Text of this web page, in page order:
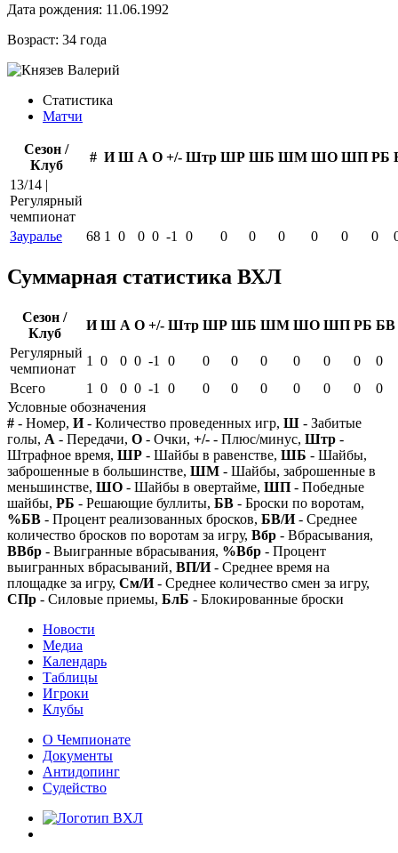
Дата рождения: 11.06.1992
Возраст: 34 года
Статистика
Матчи
Сезон /
Клуб
# И Ш А О +/- Штр ШР ШБ ШМ ШО ШП РБ
13/14 |
Регулярный
чемпионат
Зауралье
68 1 0 0 0 -1 0 0 0 0 0 0 0
Суммарная статистика ВХЛ
Сезон /
Клуб
И Ш А О +/- Штр ШР ШБ ШМ ШО ШП РБ БВ
Регулярный
чемпионат
1 0 0 0 -1 0 0 0 0 0 0 0
0
Всего
1 0 0 0 -1 0 0 0 0 0 0 0
0
Условные обозначения
# - Номер, И- Количество проведенных игр, Ш - Забитые
голы, А - Передачи, О - Очки, +/- - Плюс/минус, Штр -
Штрафное время, ШР - Шайбы в равенстве, ШБ - Шайбы,
заброшенные в большинстве, ШМ - Шайбы, заброшенные в
меньшинстве, ШО - Шайбы в овертайме, ШП - Победные
шайбы, РБ - Решающие буллиты, БВ - Броски по воротам,
%БВ - Процент реализованных бросков, БВ/И- Среднее
количество бросков по воротам за игру, Вбр - Вбрасывания,
ВВбр - Выигранные вбрасывания, %Вбр - Процент
выигранных вбрасываний, ВП/И- Среднее время на
площадке за игру, См/И- Среднее количество смен за игру,
СПр - Силовые приемы, БлБ - Блокированные броски
Новости
Медиа
Календарь
Таблицы
Игроки
Клубы
О Чемпионате
Документы
Антидопинг
Судейство